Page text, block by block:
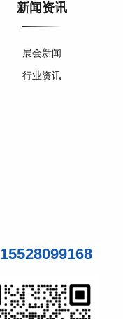
新闻资讯
展会新闻
行业资讯
15528099168